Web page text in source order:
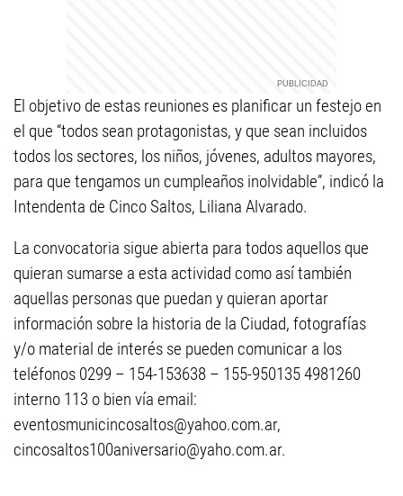
El objetivo de estas reuniones es planificar un festejo en
el que “todos sean protagonistas, y que sean incluidos
todos los sectores, los niños, jóvenes, adultos mayores,
para que tengamos un cumpleaños inolvidable”, indicó la
Intendenta de Cinco Saltos, Liliana Alvarado.
La convocatoria sigue abierta para todos aquellos que
quieran sumarse a esta actividad como así también
aquellas personas que puedan y quieran aportar
información sobre la historia de la Ciudad, fotografías
y/o material de interés se pueden comunicar a los
teléfonos 0299 – 154-153638 – 155-950135 4981260
interno 113 o bien vía email:
eventosmunicincosaltos@yahoo.com.ar,
cincosaltos100aniversario@yaho.com.ar.